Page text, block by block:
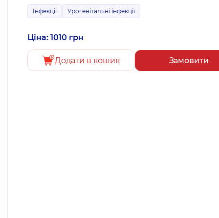
Інфекції Урогенітальні інфекції
Ціна: 1010 грн
Додати в кошик Замовити